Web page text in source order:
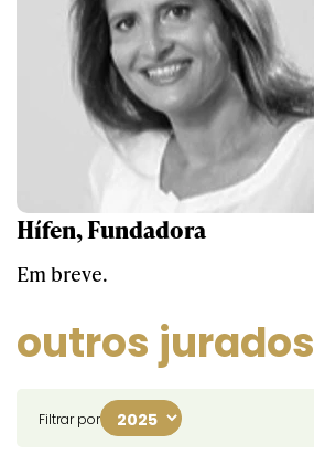
Hífen, Fundadora
Em breve.
outros jurados
Filtrar por